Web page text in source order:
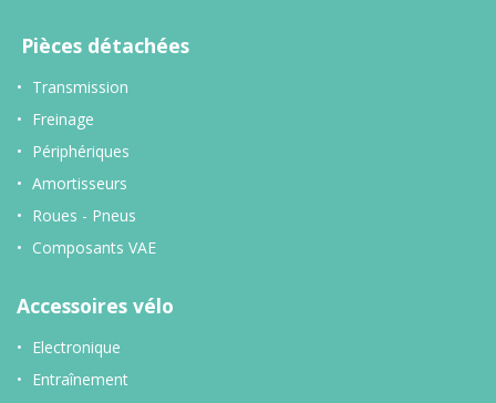
Pièces détachées
Transmission
Freinage
Périphériques
Amortisseurs
Roues - Pneus
Composants VAE
Accessoires vélo
Electronique
Entraînement